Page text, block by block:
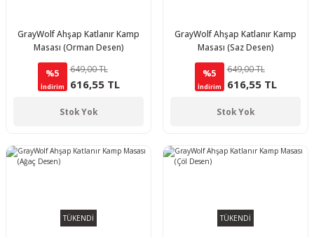
GrayWolf Ahşap Katlanır Kamp
Masası (Orman Desen)
%5
İndirim
649,00 TL
616,55 TL
Stok Yok
GrayWolf Ahşap Katlanır Kamp
Masası (Saz Desen)
%5
İndirim
649,00 TL
616,55 TL
Stok Yok
TÜKENDİ TÜKENDİ